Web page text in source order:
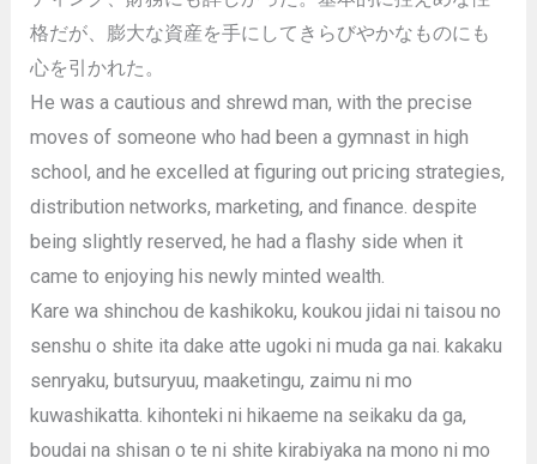
格だが、膨大な資産を手にしてきらびやかなものにも
心を引かれた。
He was a cautious and shrewd man, with the precise
moves of someone who had been a gymnast in high
school, and he excelled at figuring out pricing strategies,
distribution networks, marketing, and finance. despite
being slightly reserved, he had a flashy side when it
came to enjoying his newly minted wealth.
Kare wa shinchou de kashikoku, koukou jidai ni taisou no
senshu o shite ita dake atte ugoki ni muda ga nai. kakaku
senryaku, butsuryuu, maaketingu, zaimu ni mo
kuwashikatta. kihonteki ni hikaeme na seikaku da ga,
boudai na shisan o te ni shite kirabiyaka na mono ni mo